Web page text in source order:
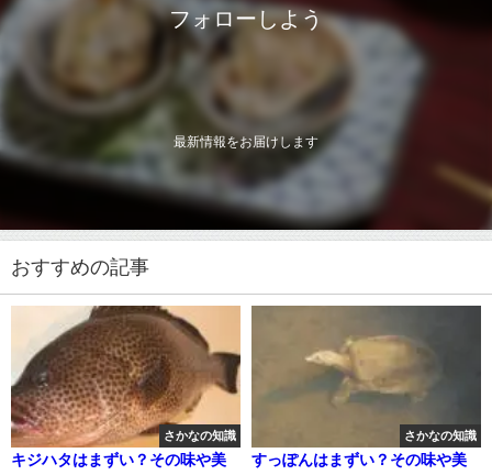
フォローしよう
最新情報をお届けします
おすすめの記事
さかなの知識
キジハタはまずい？その味や美
さかなの知識
すっぽんはまずい？その味や美